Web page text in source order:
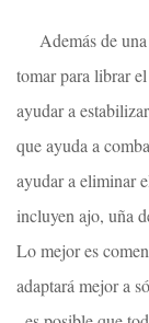
Además de
tomar para librar
ayudar a
que ayuda a
ayudar a eliminar
incluyen ajo, uña
Lo mejor es
adaptará mejor a